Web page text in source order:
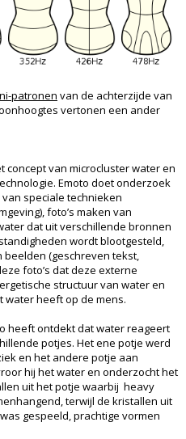
patronen van de achterzijde van
vertonen een ander
concept van microcluster water en
Emoto doet onderzoek
speciale technieken
foto’s maken van
dat uit verschillende bronnen
wordt blootgesteld,
beelden (geschreven tekst,
foto’s dat deze externe
structuur van water en
water heeft op de mens.
heeft ontdekt dat water reageert
potjes. Het ene potje werd
en het andere potje aan
hij het water en onderzocht het
uit het potje waarbij heavy
terwijl de kristallen uit
gespeeld, prachtige vormen